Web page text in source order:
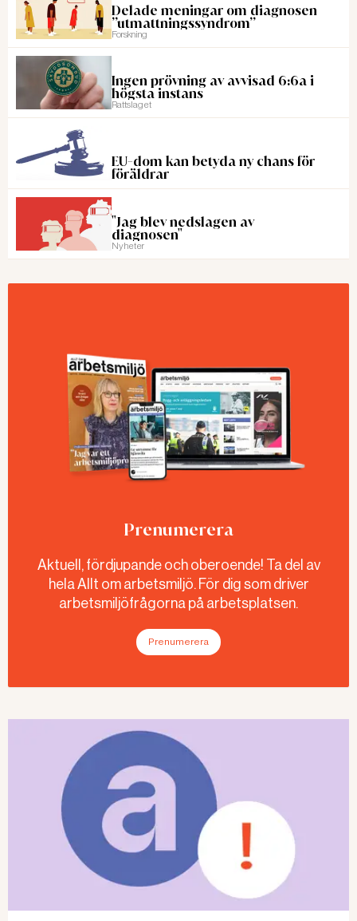
Delade meningar om diagnosen
”utmattningssyndrom”
Forskning
Ingen prövning av avvisad 6:6a i
högsta instans
Rattslaget
EU-dom kan betyda ny chans för
föräldrar
"Jag blev nedslagen av
diagnosen"
Nyheter
Prenumerera
Aktuell, fördjupande och oberoende! Ta del av
hela Allt om arbetsmiljö. För dig som driver
arbetsmiljöfrågorna på arbetsplatsen.
Prenumerera